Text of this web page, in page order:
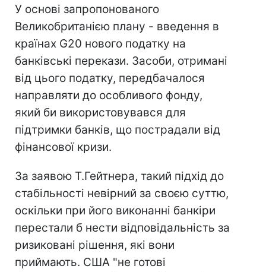
У основі запропонованого
Великобританією плану - введення в
країнах G20 нового податку на
банківські перекази. Засоби, отримані
від цього податку, передбачалося
направляти до особливого фонду,
який би використовувався для
підтримки банків, що пострадали від
фінансової кризи.
За заявою Т.Гейтнера, такий підхід до
стабільності невірний за своєю суттю,
оскільки при його виконанні банкіри
перестали б нести відповідальність за
ризиковані рішення, які вони
приймають. США "не готові